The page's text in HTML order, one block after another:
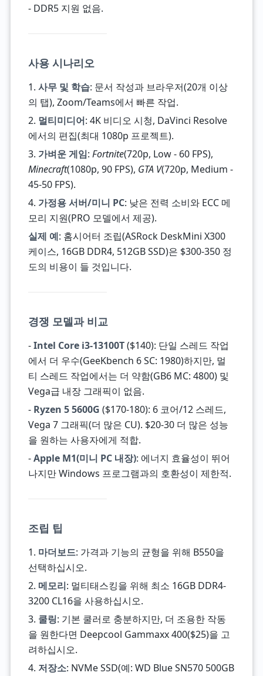
- DDR5 지원 없음.
사용 시나리오
1. 사무 및 학습: 문서 작성과 브라우저(20개 이상
의 탭), Zoom/Teams에서 빠른 작업.
2. 멀티미디어: 4K 비디오 시청, DaVinci Resolve
에서의 편집(최대 1080p 프로젝트).
3. 가벼운 게임: Fortnite(720p, Low - 60 FPS),
Minecraft(1080p, 90 FPS), GTA V(720p, Medium -
45-50 FPS).
4. 가정용 서버/미니 PC: 낮은 전력 소비와 ECC 메
모리 지원(PRO 모델에서 제공).
실제 예: 홈시어터 조립(ASRock DeskMini X300
케이스, 16GB DDR4, 512GB SSD)은 $300-350 정
도의 비용이 들 것입니다.
경쟁 모델과 비교
-Intel Core i3-13100T($140): 단일 스레드 작업
에서 더 우수(GeeKbench 6 SC: 1980)하지만, 멀
티 스레드 작업에서는 더 약함(GB6 MC: 4800) 및
Vega급 내장 그래픽이 없음.
- Ryzen 5 5600G ($170-180): 6 코어/12 스레드,
Vega 7 그래픽(더 많은 CU). $20-30 더 많은 성능
을 원하는 사용자에게 적합.
-Apple M1(미니 PC 내장): 에너지 효율성이 뛰어
나지만 Windows 프로그램과의 호환성이 제한적.
조립 팁
1. 마더보드: 가격과 기능의 균형을 위해 B550을
선택하십시오.
2. 메모리: 멀티태스킹을 위해 최소 16GB DDR4-
3200 CL16을 사용하십시오.
3. 쿨링: 기본 쿨러로 충분하지만, 더 조용한 작동
을 원한다면 Deepcool Gammaxx 400($25)을 고
려하십시오.
4. 저장소: NVMe SSD(예: WD Blue SN570 500GB